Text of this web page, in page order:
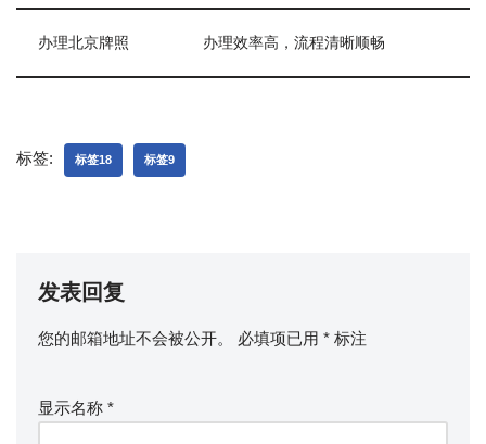
办理北京牌照 办理效率高，流程清晰顺畅
标签: 标签18 标签9
发表回复
您的邮箱地址不会被公开。 必填项已用 * 标注
显示名称 *